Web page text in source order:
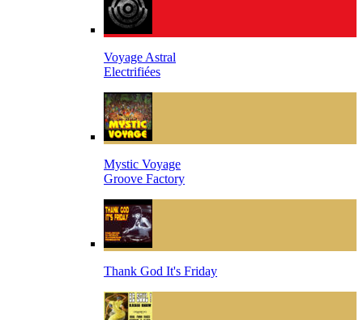
Voyage Astral
Electrifiées
Mystic Voyage
Groove Factory
Thank God It's Friday